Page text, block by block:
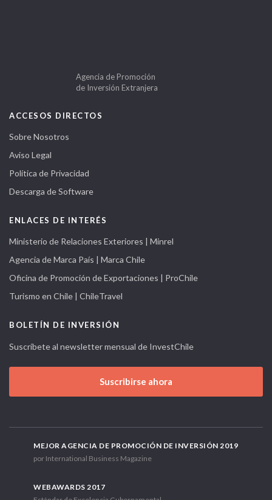
Agencia de Promoción
de Inversión Extranjera
ACCESOS DIRECTOS
Sobre Nosotros
Aviso Legal
Política de Privacidad
Descarga de Software
ENLACES DE INTERÉS
Ministerio de Relaciones Exteriores | Minrel
Agencia de Marca País | Marca Chile
Oficina de Promoción de Exportaciones | ProChile
Turismo en Chile | ChileTravel
BOLETÍN DE INVERSIÓN
Suscríbete al newsletter mensual de InvestChile
Suscribirse ahora
MEJOR AGENCIA DE PROMOCIÓN DE INVERSIÓN 2019
por International Business Magazine
WEBAWARDS 2017